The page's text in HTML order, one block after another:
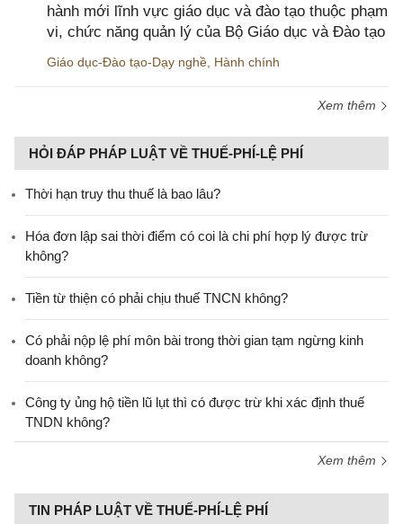
hành mới lĩnh vực giáo dục và đào tạo thuộc phạm
vi, chức năng quản lý của Bộ Giáo dục và Đào tạo
Giáo dục-Đào tạo-Dạy nghề Hành chính
Xem thêm
HỎI ĐÁP PHÁP LUẬT VỀ THUẾ-PHÍ-LỆ PHÍ
Thời hạn truy thu thuế là bao lâu?
Hóa đơn lập sai thời điểm có coi là chi phí hợp lý được trừ
không?
Tiền từ thiện có phải chịu thuế TNCN không?
Có phải nộp lệ phí môn bài trong thời gian tạm ngừng kinh
doanh không?
Công ty ủng hộ tiền lũ lụt thì có được trừ khi xác định thuế
TNDN không?
Xem thêm
TIN PHÁP LUẬT VỀ THUẾ-PHÍ-LỆ PHÍ